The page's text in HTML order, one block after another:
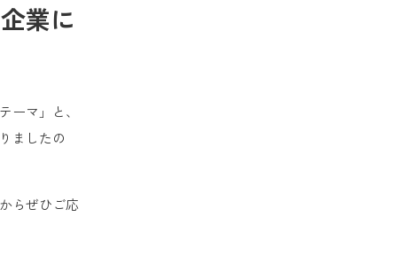
業に
マ」と、
ましたの
らぜひご応